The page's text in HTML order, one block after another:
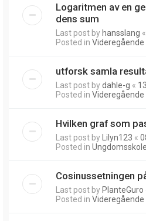
Logaritmen av en
dens sum
Last post by hansslang «
Posted in Videregående
utforsk samla
Last post bydahle-g «
Posted in Videregående
Hvilken graf som
Last post by Lilyn123 «
Posted in
Cosinussetningen
Last post by PlanteGuro
Posted in Videregående